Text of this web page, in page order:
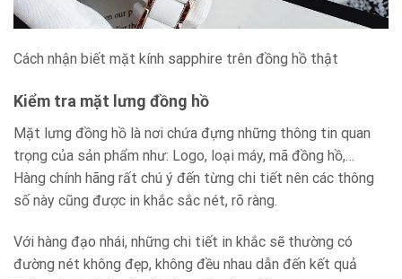
Cách nhận biết mặt kính sapphire trên đồng hồ thật
Kiểm tra mặt lưng đồng hồ
Mặt lưng đồng hồ là nơi chứa đựng những thông tin quan
trọng của sản phẩm như: Logo, loại máy, mã đồng hồ,…
Hàng chính hãng rất chú ý đến từng chi tiết nên các thông
số này cũng được in khắc sắc nét, rõ ràng.
Với hàng đạo nhái, những chi tiết in khắc sẽ thường có
đường nét không đẹp, không đều nhau dẫn đến kết quả